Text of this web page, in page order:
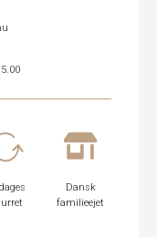
Dansk
familieejet